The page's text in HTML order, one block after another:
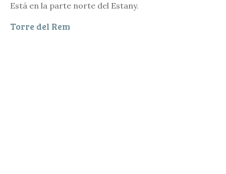
Está en la parte norte del Estany.
Torre del Rem